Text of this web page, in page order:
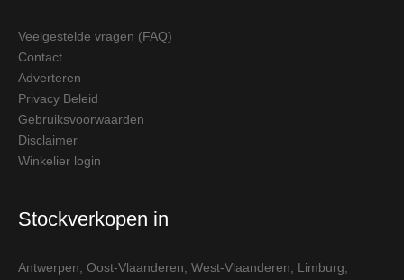
Veelgestelde vragen (FAQ)
Contact
Adverteren
Privacy Beleid
Gebruiksvoorwaarden
Disclaimer
Winkelier login
Stockverkopen in
Antwerpen Oost-Vlaanderen West-Vlaanderen Limburg